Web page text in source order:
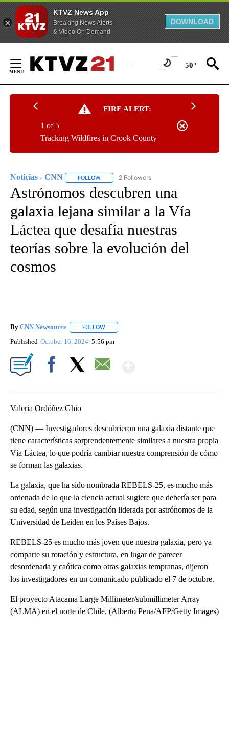
KTVZ News App
Breaking News Alerts
& Video On Demand
DOWNLOAD
Content
50°
FIRE ALERT:
Tracking Wildfires in Crook County
1 of 5
Noticias - CNN FOLLOW FOLLOW "NOTICIAS - CNN" TO RECEIVE
2 Followers
Astrónomos descubren una
galaxia lejana similar a la Vía
Láctea que desafía nuestras
teorías sobre la evolución del
cosmos
By CNN Newsource FOLLOW
Published October 16, 2024 5:56 pm
Valeria Ordóñez Ghio
(CNN) — Investigadores descubrieron una galaxia distante que
tiene características sorprendentemente similares a nuestra propia
Vía Láctea, lo que podría cambiar nuestra comprensión de cómo
se forman las galaxias.
La galaxia, que ha sido nombrada REBELS-25, es mucho más
ordenada de lo que la ciencia actual sugiere que debería ser para
su edad, según una investigación liderada por astrónomos de la
Universidad de Leiden en los Países Bajos.
REBELS-25 es mucho más joven que nuestra galaxia, pero ya
comparte su rotación y estructura, en lugar de parecer
desordenada y caótica como otras galaxias tempranas, dijeron
los investigadores en un comunicado publicado el 7 de octubre.
El proyecto Atacama Large Millimeter/submillimeter Array
(ALMA) en el norte de Chile. (Alberto Pena/AFP/Getty Images)